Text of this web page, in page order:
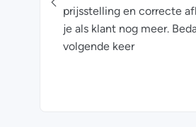
prijsstelling en correcte
je als klant nog meer. Bedankt tot de
volgende keer